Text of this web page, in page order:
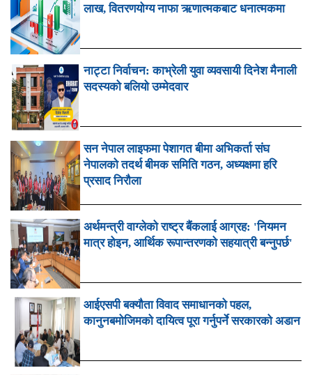
लाख, वितरणयोग्य नाफा ऋणात्मकबाट धनात्मकमा
नाट्टा निर्वाचन: काभ्रेली युवा व्यवसायी दिनेश मैनाली
सदस्यको बलियो उम्मेदवार
सन नेपाल लाइफमा पेशागत बीमा अभिकर्ता संघ
नेपालको तदर्थ बीमक समिति गठन, अध्यक्षमा हरि
प्रसाद निरौला
अर्थमन्त्री वाग्लेको राष्ट्र बैंकलाई आग्रह: 'नियमन
मात्र होइन, आर्थिक रूपान्तरणको सहयात्री बन्नुपर्छ'
आईएसपी बक्यौता विवाद समाधानको पहल,
कानुनबमोजिमको दायित्व पूरा गर्नुपर्ने सरकारको अडान